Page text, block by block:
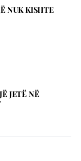
NUK KISHTE
JETЁ NЁ